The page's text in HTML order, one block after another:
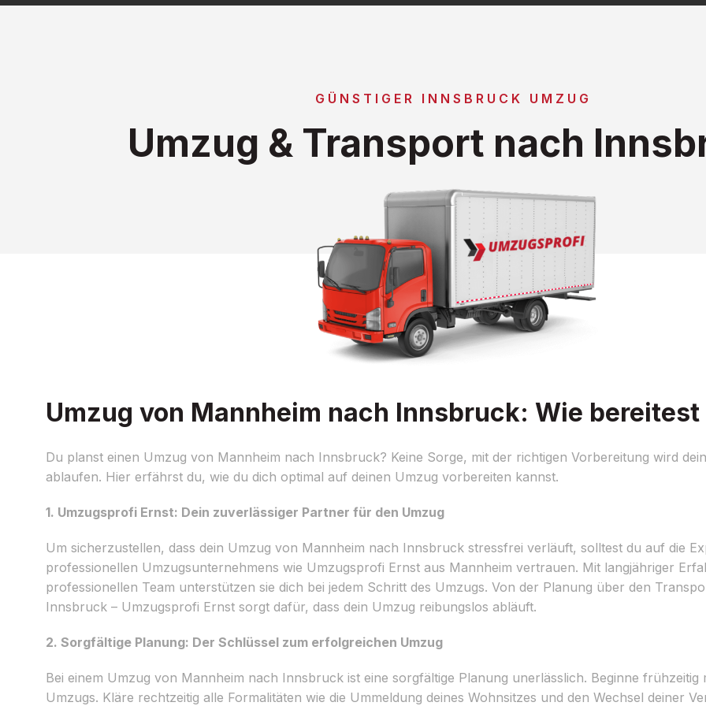
GÜNSTIGER INNSBRUCK UMZUG
Umzug & Transport nach
Umzug von Mannheim nach Innsbruck: Wie
Du planst einen Umzug von Mannheim nach Innsbruck? Keine Sorge, mit der richtigen Vorbereitung wird
ablaufen. Hier erfährst du, wie du dich optimal auf deinen Umzug vorbereiten kannst.
1. Umzugsprofi Ernst: Dein zuverlässiger Partner für den Umzug
Um sicherzustellen, dass dein Umzug von Mannheim nach Innsbruck stressfrei verläuft, solltest du auf die
professionellen Umzugsunternehmens wie Umzugsprofi Ernst aus Mannheim vertrauen. Mit langjähriger
professionellen Team unterstützen sie dich bei jedem Schritt des Umzugs. Von der Planung über den
Innsbruck – Umzugsprofi Ernst sorgt dafür, dass dein Umzug reibungslos abläuft.
2. Sorgfältige Planung: Der Schlüssel zum erfolgreichen Umzug
Bei einem Umzug von Mannheim nach Innsbruck ist eine sorgfältige Planung unerlässlich. Beginne frühzeitig
Umzugs. Kläre rechtzeitig alle Formalitäten wie die Ummeldung deines Wohnsitzes und den Wechsel deiner